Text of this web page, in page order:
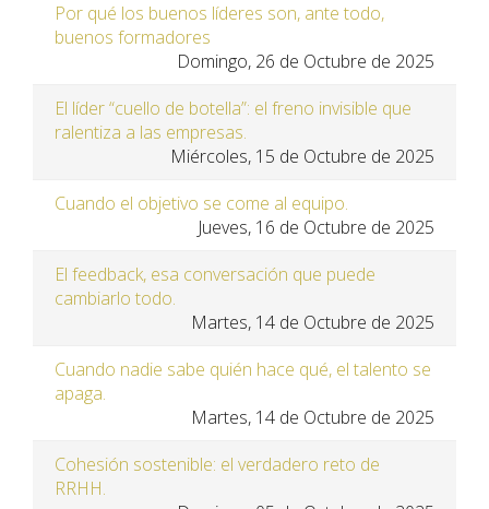
Por qué los buenos líderes son, ante todo,
buenos formadores
Domingo, 26 de Octubre de 2025
El líder “cuello de botella”: el freno invisible que
ralentiza a las empresas.
Miércoles, 15 de Octubre de 2025
Cuando el objetivo se come al equipo.
Jueves, 16 de Octubre de 2025
El feedback, esa conversación que puede
cambiarlo todo.
Martes, 14 de Octubre de 2025
Cuando nadie sabe quién hace qué, el talento se
apaga.
Martes, 14 de Octubre de 2025
Cohesión sostenible: el verdadero reto de
RRHH.